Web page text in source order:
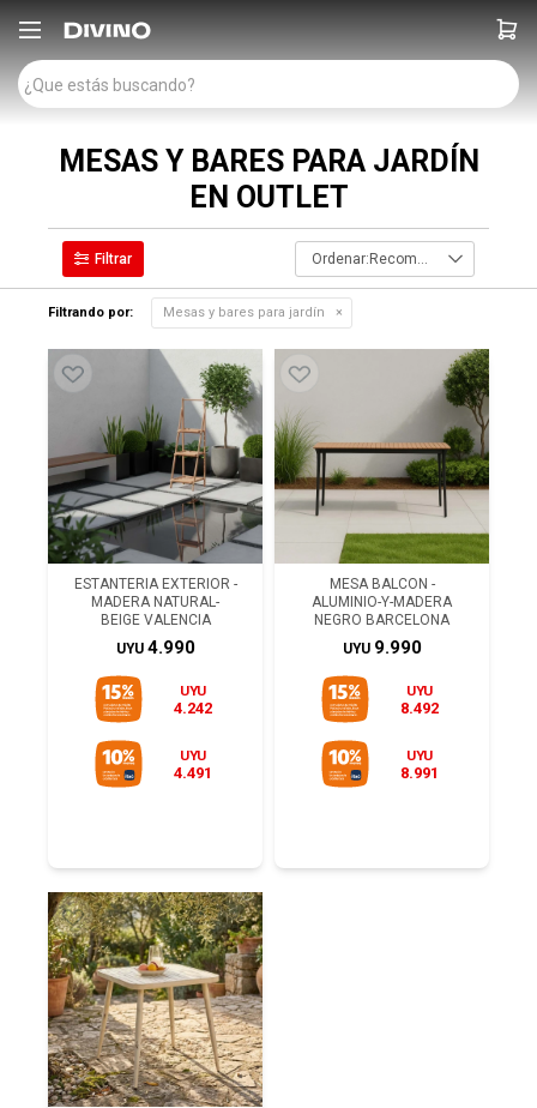

MESAS Y BARES PARA JARDÍN
EN OUTLET
Recomendados
Filtrando por: Mesas y bares para jardín
ESTANTERIA EXTERIOR -
MADERA NATURAL-
BEIGE VALENCIA
UYU 4.990
UYU
4.242
UYU
4.491
MESA BALCON -
ALUMINIO-Y-MADERA
NEGRO BARCELONA
UYU 9.990
UYU
8.492
UYU
8.991